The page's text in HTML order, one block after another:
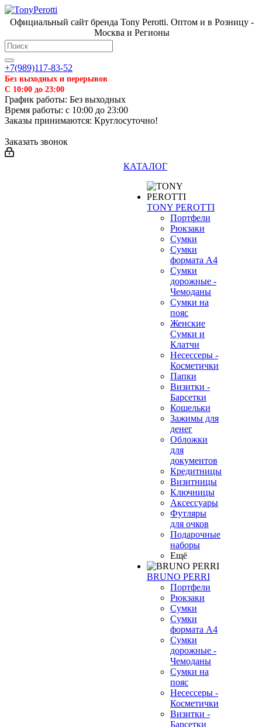
Официальный сайт бренда Tony Perotti. Оптом и в Розницу -
Москва и Регионы
+7(989)117-83-52
Без выходных и перерывов
С 10:00 до 23:00
График работы: Без выходных
Время работы: с 10:00 до 23:00
Заказы принимаются: Круглосуточно!
Заказать звонок
КАТАЛОГ
TONY PEROTTI
Портфели
Рюкзаки
Сумки
Сумки
формата А4
Сумки
дорожные -
Чемоданы
Сумки на
пояс
Женские
Сумки и
Клатчи
Несессеры -
Косметички
Папки
Визитки -
Барсетки
Кошельки
Зажимы для
денег
Обложки
для
документов
Кредитницы
Визитницы
Ключницы
Аксессуары
Футляры
для очков
Подарочные
наборы
Ещё
BRUNO PERRI
Портфели
Рюкзаки
Сумки
Сумки
формата А4
Сумки
дорожные -
Чемоданы
Сумки на
пояс
Несессеры -
Косметички
Визитки -
Барсетки